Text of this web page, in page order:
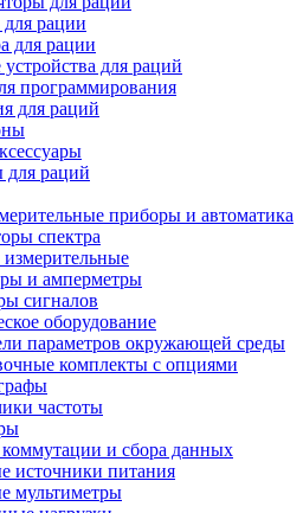
рации
для рации
для раций
программирования
для раций
для раций
приборы и автоматика
спектра
и амперметры
сигналов
оборудование
параметров окружающей среды
комплекты с опциями
частоты
и сбора данных
источники питания
мультиметры